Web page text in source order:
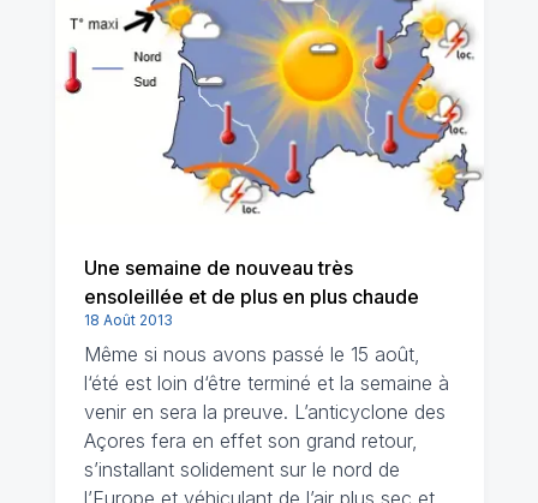
Une semaine de nouveau très
ensoleillée et de plus en plus chaude
18 Août 2013
Même si nous avons passé le 15 août,
l‘été est loin d‘être terminé et la semaine à
venir en sera la preuve. L’anticyclone des
Açores fera en effet son grand retour,
s’installant solidement sur le nord de
l’Europe et véhiculant de l’air plus sec et